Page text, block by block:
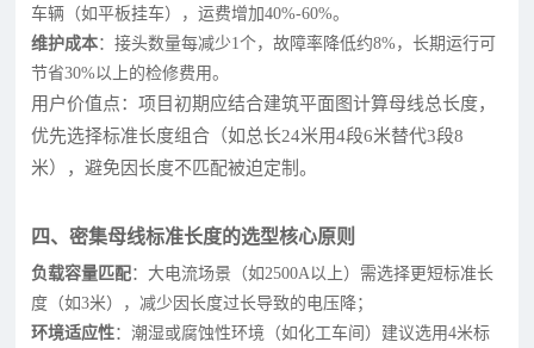
车辆（如平板挂车），运费增加40%-60%。
维护成本：接头数量每减少1个，故障率降低约8%，长期运行可
节省30%以上的检修费用。
用户价值点：项目初期应结合建筑平面图计算母线总长度，
优先选择标准长度组合（如总长24米用4段6米替代3段8
米），避免因长度不匹配被迫定制。
四、密集母线标准长度的选型核心原则
负载容量匹配：大电流场景（如2500A以上）需选择更短标准长
度（如3米），减少因长度过长导致的电压降；
环境适应性：潮湿或腐蚀性环境（如化工车间）建议选用4米标